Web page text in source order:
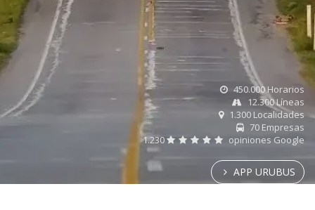
450.000 Horarios
12.300 Líneas
1.300 Localidades
70 Empresas
1.230
opiniones Google
APP URUBUS